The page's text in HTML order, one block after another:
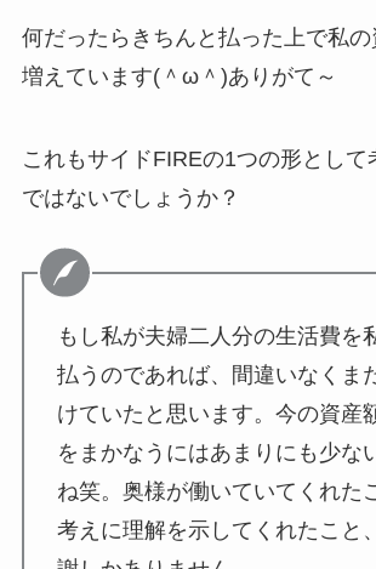
何だったらきちんと払った上で私
増えています(＾ω＾)ありがて～
これもサイドFIREの1つの形として
ではないでしょうか？
もし私が夫婦二人分の生活費を
払うのであれば、間違いなくま
けていたと思います。今の資産
をまかなうにはあまりにも少な
ね笑。奥様が働いていてくれた
考えに理解を示してくれたこと